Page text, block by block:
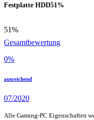
Festplatte HDD51%
51%
Gesamtbewertung
0%
ausreichend
07/2020
Alle Gaming-PC Eigenschaften